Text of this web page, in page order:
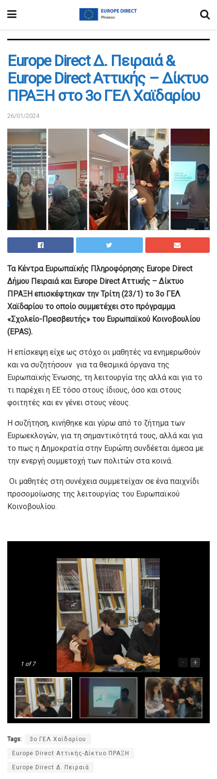
Εurope Direct Δ. Πειραιά &
Europe Direct Αττικής – Δίκτυο
ΠΡΑΞΗ στο 3ο ΓΕΛ Χαϊδαρίου
26/01/2024
Τα Κέντρα Ευρωπαϊκής Πληροφόρησης Europe Direct
Δήμου Πειραιά και Europe Direct Αττικής – Δίκτυο
ΠΡΑΞΗ επισκέφτηκαν την Τρίτη (23/1) το 3ο ΓΕΛ
Χαϊδαρίου το οποίο συμμετέχει στο πρόγραμμα
«Σχολείο-Πρεσβευτής» του Ευρωπαϊκού Κοινοβουλίου
(EPAS).
Η επίσκεψη είχε ως στόχο οι μαθητές να ενημερωθούν
και να συζητήσουν για τα θεσμικά όργανα της
Ευρωπαϊκής Ένωσης, τη λειτουργία της αλλά και για το
τι παρέχει η ΕΕ τόσο στους ίδιους, όσο και στους
φοιτητές και εν γένει στους νέους.
Η συζήτηση, κινήθηκε και γύρω από το ζήτημα των
Ευρωεκλογών, για τη σημαντικότητά τους, αλλά και για
το πως η Δημοκρατία στην Ευρώπη συνδέεται άμεσα με
την ενεργή συμμετοχή των πολιτών στα κοινά.
Οι μαθητές στη συνέχεια συμμετείχαν σε ένα παιχνίδι
προσομοίωσης της λειτουργίας του Ευρωπαϊκού
Κοινοβουλίου.
1 of 7 - +
Tags: 3ο ΓΕΛ Χαϊδαρίου
Europe Direct Αττικής-Δίκτυο ΠΡΑΞΗ
Europe Direct Δ. Πειραιά